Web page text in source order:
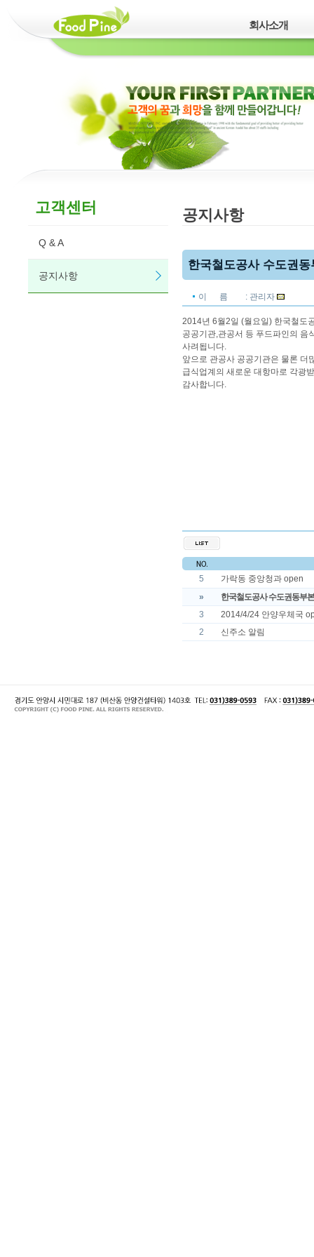
회사소개
고객센터
Q & A
공지사항
공지사항
한국철도공사 수도권
이 름 : 관리자
2014년 6월2일 (월요일) 한국철도
공공기관,관공서 등 푸드파인의 음
사려됩니다.
앞으로 관공사 공공기관은 물론 더
급식업계의 새로운 대항마로 각광
감사합니다.
5
가락동 중앙청과 open
»
한국철도공사 수도권동부
3
2014/4/24 안양우체국
2
신주소 알림